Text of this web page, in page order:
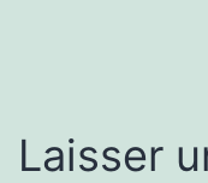
Laisser